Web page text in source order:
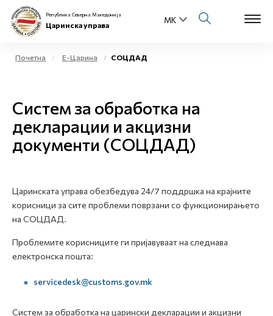
Бизнис заедница
Медиа центар
Контакт
Република Северна Македонија
Царинска управа
Почетна Е-Царина СОЦДАД
Систем за обработка на
декларации и акцизни
документи (СОЦДАД)
Царинската управа обезбедува 24/7 поддршка на крајните
корисници за сите проблеми поврзани со функционирањето
на СОЦДАД.
Проблемите корисниците ги пријавуваат на следнава
електронска пошта:
servicedesk@customs.gov.mk
Систем за обработка на царински декларации и акцизни